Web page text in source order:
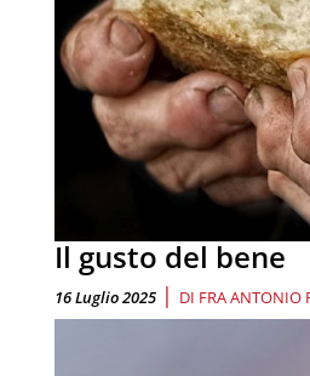
Il gusto del bene
16 Luglio 2025 | DI FRA ANTONIO